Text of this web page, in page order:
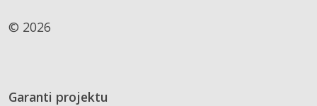
© 2026
Garanti projektu